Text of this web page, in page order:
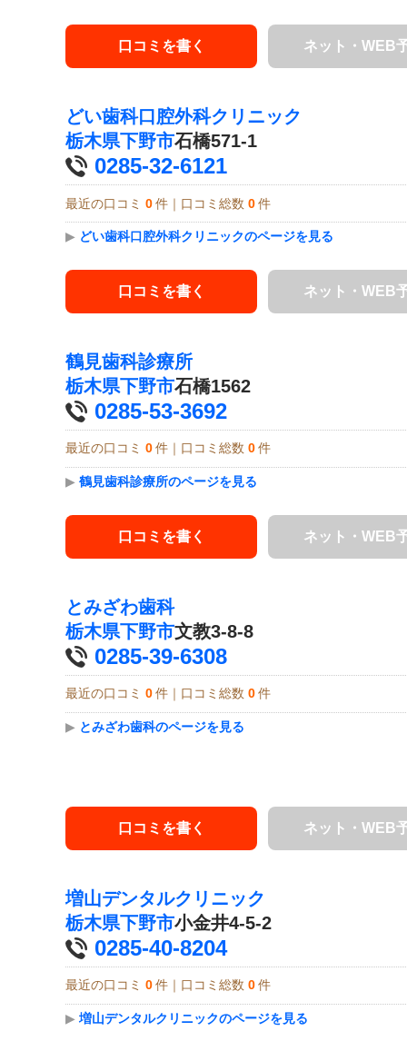
口コミを書く ネット・WEB
どい歯科口腔外科クリニック
栃木県下野市石橋571-1
0285-32-6121
最近の口コミ 0 件｜口コミ総数 0 件
▶ どい歯科口腔外科クリニックのページを見る
口コミを書く ネット・WEB
鶴見歯科診療所
栃木県下野市石橋1562
0285-53-3692
最近の口コミ 0 件｜口コミ総数 0 件
▶ 鶴見歯科診療所のページを見る
口コミを書く ネット・WEB
とみざわ歯科
栃木県下野市文教3-8-8
0285-39-6308
最近の口コミ 0 件｜口コミ総数 0 件
▶ とみざわ歯科のページを見る
口コミを書く ネット・WEB
増山デンタルクリニック
栃木県下野市小金井4-5-2
0285-40-8204
最近の口コミ 0 件｜口コミ総数 0 件
▶ 増山デンタルクリニックのページを見る